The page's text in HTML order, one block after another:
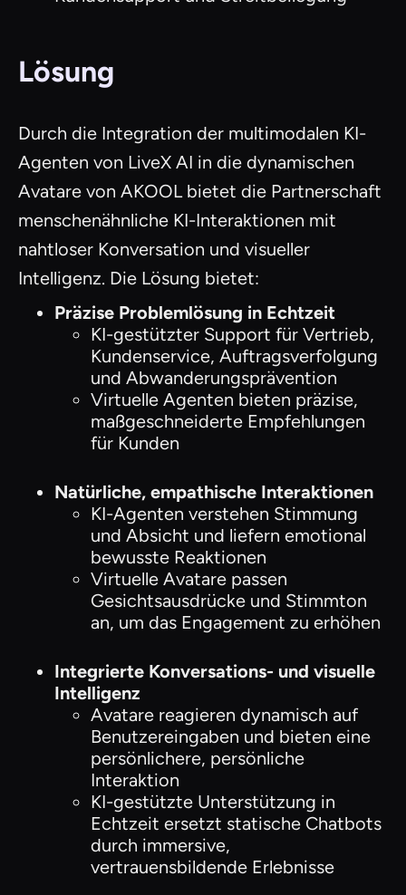
Lösung
Durch die Integration der multimodalen KI-
Agenten von LiveX AI in die dynamischen
Avatare von AKOOL bietet die Partnerschaft
menschenähnliche KI-Interaktionen mit
nahtloser Konversation und visueller
Intelligenz. Die Lösung bietet:
Präzise Problemlösung in Echtzeit
KI-gestützter Support für Vertrieb,
Kundenservice, Auftragsverfolgung
und Abwanderungsprävention
Virtuelle Agenten bieten präzise,
maßgeschneiderte Empfehlungen
für Kunden
Natürliche, empathische Interaktionen
KI-Agenten verstehen Stimmung
und Absicht und liefern emotional
bewusste Reaktionen
Virtuelle Avatare passen
Gesichtsausdrücke und Stimmton
an, um das Engagement zu erhöhen
Integrierte Konversations- und visuelle
Intelligenz
Avatare reagieren dynamisch auf
Benutzereingaben und bieten eine
persönlichere, persönliche
Interaktion
KI-gestützte Unterstützung in
Echtzeit ersetzt statische Chatbots
durch immersive,
vertrauensbildende Erlebnisse